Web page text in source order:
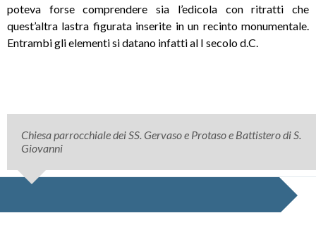
poteva forse comprendere sia l’edicola con ritratti che
quest’altra lastra figurata inserite in un recinto monumentale.
Entrambi gli elementi si datano infatti al I secolo d.C.
Chiesa parrocchiale dei SS. Gervaso e Protaso e Battistero di S.
Giovanni